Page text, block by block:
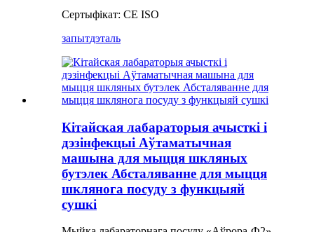
Сертыфікат: CE ISO
запытдэталь
Кітайская лабараторыя ачысткі і
дэзінфекцыі Аўтаматычная
машына для мыцця шкляных
бутэлек Абсталяванне для мыцця
шклянога посуду з функцыяй
сушкі